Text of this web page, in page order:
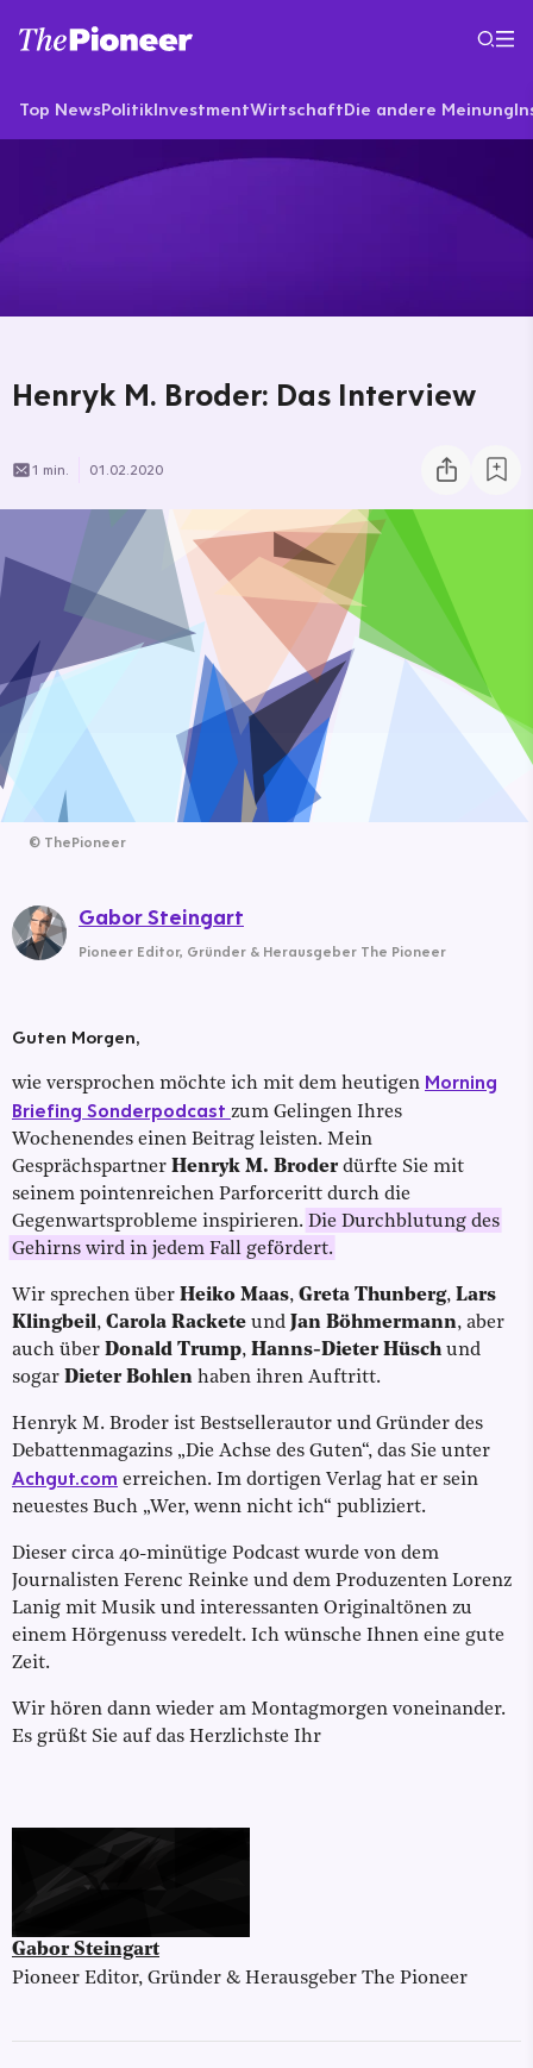
Top NewsPolitikInvestmentWirtschaftDie andere Meinung
Henryk M. Broder: Das Interview
1 min. 01.02.2020
© ThePioneer
Guten Morgen,
wie versprochen möchte ich mit dem heutigen Morning
Briefing Sonderpodcast zum Gelingen Ihres
Wochenendes einen Beitrag leisten. Mein
Gesprächspartner Henryk M. Broderdürfte Sie mit
seinem pointenreichen Parforceritt durch die
Gegenwartsprobleme inspirieren. Die Durchblutung des
Gehirns wird in jedem Fall gefördert.
Wir sprechen über Heiko Maas, Greta Thunberg, Lars
Klingbeil, Carola Rackete und Jan Böhmermann, aber
auch über Donald Trump, Hanns-Dieter Hüsch und
sogar Dieter Bohlen haben ihren Auftritt.
Henryk M. Broder ist Bestsellerautor und Gründer des
Debattenmagazins „Die Achse des Guten“, das Sie unter
Achgut.com erreichen. Im dortigen Verlag hat er sein
neuestes Buch „Wer, wenn nicht ich“ publiziert.
Dieser circa 40-minütige Podcast wurde von dem
Journalisten Ferenc Reinke und dem Produzenten Lorenz
Lanig mit Musik und interessanten Originaltönen zu
einem Hörgenuss veredelt. Ich wünsche Ihnen eine gute
Zeit.
Wir hören dann wieder am Montagmorgen voneinander.
Es grüßt Sie auf das Herzlichste Ihr
Gabor Steingart
Pioneer Editor, Gründer & Herausgeber The Pioneer
Gabor Steingart
Pioneer Editor, Gründer & Herausgeber The Pioneer